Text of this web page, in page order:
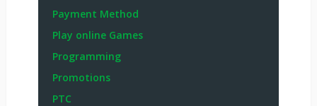
Payment Method
Play online Games
Programming
Promotions
PTC